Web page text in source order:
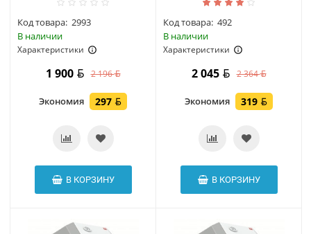
Код товара: 2993
В наличии
Характеристики
1 900 2 196
Экономия 297
В КОРЗИНУ
Код товара: 492
В наличии
Характеристики
2 045 2 364
Экономия 319
В КОРЗИНУ